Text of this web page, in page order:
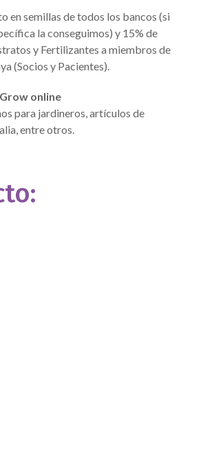
en semillas de todos los bancos (si
la conseguimos) y 15% de
y Fertilizantes a miembros de
(Socios y Pacientes).
online
para jardineros, artículos de
entre otros.